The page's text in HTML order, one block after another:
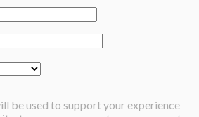
be used to support your experience